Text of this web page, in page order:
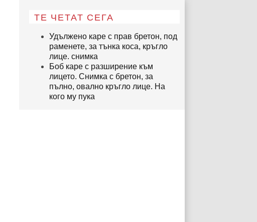
ТЕ ЧЕТАТ СЕГА
Удължено каре с прав бретон, под
раменете, за тънка коса, кръгло
лице. снимка
Боб каре с разширение към
лицето. Снимка с бретон, за
пълно, овално кръгло лице. На
кого му пука